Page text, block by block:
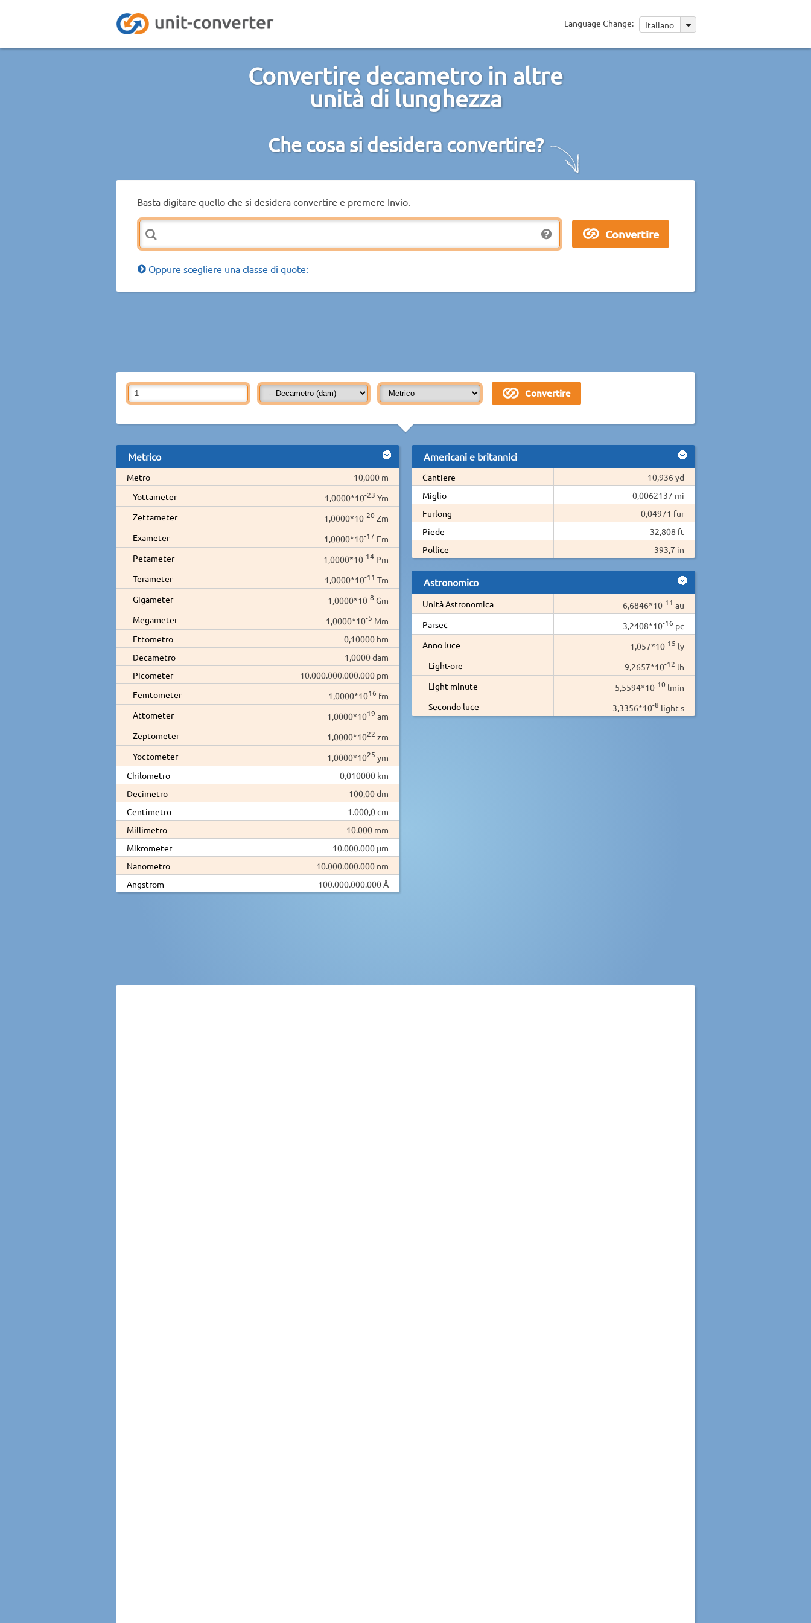
Language Change: Italiano
Convertire decametro in altre
unità di lunghezza
Che cosa si desidera convertire?
Basta digitare quello che si desidera convertire e premere Invio.
Oppure scegliere una classe di quote:
Metrico
Metro
10,000 m
Yottameter
1,0000*10-23 Ym
Zettameter
1,0000*10-20 Zm
Exameter
1,0000*10-17 Em
Petameter
1,0000*10-14 Pm
Terameter
1,0000*10-11 Tm
Gigameter
1,0000*10-8 Gm
Megameter
1,0000*10-5 Mm
Ettometro
0,10000 hm
Decametro
1,0000 dam
Picometer
10.000.000.000.000 pm
Femtometer
1,0000*1016 fm
Attometer
1,0000*1019 am
Zeptometer
1,0000*1022 zm
Yoctometer
1,0000*1025 ym
Chilometro
0,010000 km
Decimetro
100,00 dm
Centimetro
1.000,0 cm
Millimetro
10.000 mm
Mikrometer
10.000.000 µm
Nanometro
10.000.000.000 nm
Angstrom
100.000.000.000 Å
Americani e britannici
Cantiere
10,936 yd
Miglio
0,0062137 mi
Furlong
0,04971 fur
Piede
32,808 ft
Pollice
393,7 in
Astronomico
Unità Astronomica 6,6846*10-11 au
Parsec
3,2408*10-16 pc
Anno luce
1,057*10-15 ly
Light-ore
9,2657*10-12 lh
Light-minute
5,5594*10-10 lmin
Secondo luce
3,3356*10-8 light s